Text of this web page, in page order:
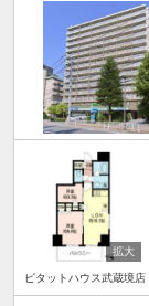
ピタットハウス武蔵境店